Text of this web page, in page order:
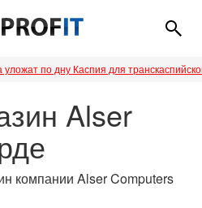
уложат по дну Каспия для
Alser
компании Alser Computers